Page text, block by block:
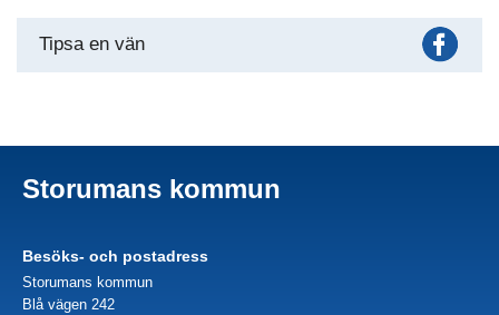
Tipsa en vän
Storumans kommun
Besöks- och postadress
Storumans kommun
Blå vägen 242